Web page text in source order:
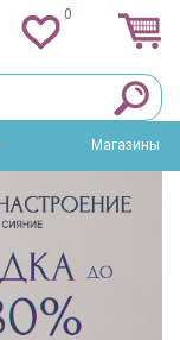
0
Магазины